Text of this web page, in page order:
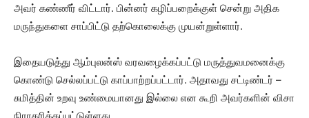
அவர் கண்ணீர் விட்டார். பின்னர் கழிப்பறைக்குள் சென்று அதிக
மருந்துகளை சாப்பிட்டு தற்கொலைக்கு முயன்றுள்ளார்.
இதையடுத்து ஆம்புலன்ஸ் வரவழைக்கப்பட்டு மருத்துவமனைக்கு
கொண்டு செல்லப்பட்டு காப்பாற்றப்பட்டார். அதாவது சட்டிண்டர் –
சுமித்தின் உறவு உண்மையானது இல்லை என கூறி அவர்களின் விசா